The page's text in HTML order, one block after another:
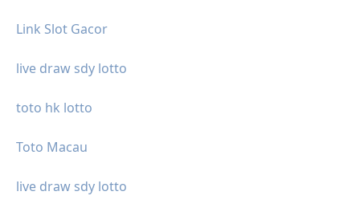
Link Slot Gacor
live draw sdy lotto
toto hk lotto
Toto Macau
live draw sdy lotto